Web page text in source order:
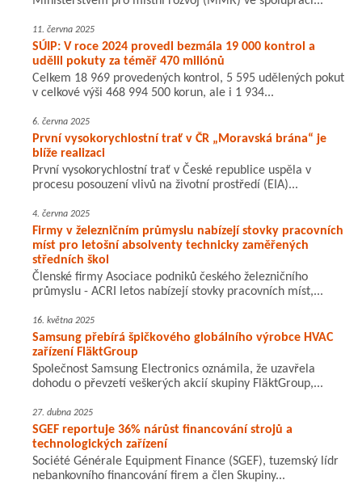
11. června 2025
SÚIP: V roce 2024 provedl bezmála 19 000 kontrol a
udělil pokuty za téměř 470 miliónů
Celkem 18 969 provedených kontrol, 5 595 udělených pokut
v celkové výši 468 994 500 korun, ale i 1 934...
6. června 2025
První vysokorychlostní trať v ČR „Moravská brána“ je
blíže realizaci
První vysokorychlostní trať v České republice uspěla v
procesu posouzení vlivů na životní prostředí (EIA)...
4. června 2025
Firmy v železničním průmyslu nabízejí stovky pracovních
míst pro letošní absolventy technicky zaměřených
středních škol
Členské firmy Asociace podniků českého železničního
průmyslu - ACRI letos nabízejí stovky pracovních míst,...
16. května 2025
Samsung přebírá špičkového globálního výrobce HVAC
zařízení FläktGroup
Společnost Samsung Electronics oznámila, že uzavřela
dohodu o převzetí veškerých akcií skupiny FläktGroup,...
27. dubna 2025
SGEF reportuje 36% nárůst financování strojů a
technologických zařízení
Société Générale Equipment Finance (SGEF), tuzemský lídr
nebankovního financování firem a člen Skupiny...